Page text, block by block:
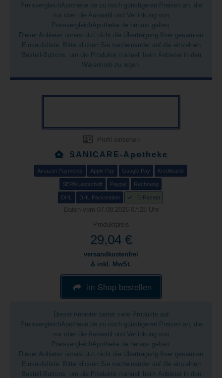
PreisvergleichApotheke.de zu noch günstigeren Preisen an, die
nur über die Auswahl und Verlinkung von
PreisvergleichApotheke.de heraus gelten.
Dieser Anbieter unterstützt nicht die Übertragung Ihrer gesamten
Einkaufsliste. Bitte klicken Sie nacheinander auf die einzelnen
Bestell-Buttons, um die Produkte manuell beim Anbieter in den
Warenkorb zu legen.
Profil einsehen
SANICARE-Apotheke
Amazon Payments Apple Pay Google Pay Kreditkarte
SEPA/Lastschrift Paypal Rechnung
DHL DHL Packstation E-Rezept
Daten vom 07.08.2026 07:28 Uhr
Produktpreis
29,04 €
versandkostenfrei
& inkl. MwSt.
im Shop bestellen
Dieser Anbieter bietet viele Produkte auf
PreisvergleichApotheke.de zu noch günstigeren Preisen an, die
nur über die Auswahl und Verlinkung von
PreisvergleichApotheke.de heraus gelten.
Dieser Anbieter unterstützt nicht die Übertragung Ihrer gesamten
Einkaufsliste. Bitte klicken Sie nacheinander auf die einzelnen
Bestell-Buttons, um die Produkte manuell beim Anbieter in den